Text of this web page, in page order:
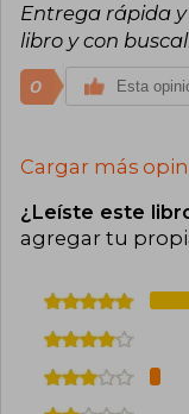
Entrega rápida
libro y con
0 Esta
Cargar más
¿Leíste este
agregar tu